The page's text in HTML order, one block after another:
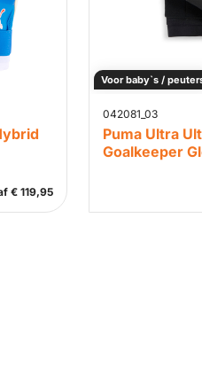
€ 119,95
Voor baby`s /
042081_03
Puma Ultra
Goalkeeper